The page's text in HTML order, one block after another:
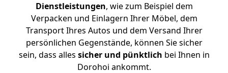
Dienstleistungen, wie zum Beispiel dem
Verpacken und Einlagern Ihrer Möbel, dem
Transport Ihres Autos und dem Versand Ihrer
persönlichen Gegenstände, können Sie sicher
sein, dass alles sicher und pünktlich bei Ihnen in
Dorohoi ankommt.